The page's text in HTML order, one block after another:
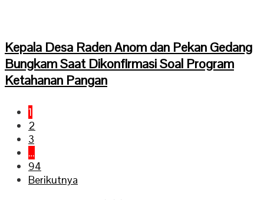
Kepala Desa Raden Anom dan Pekan Gedang
Bungkam Saat Dikonfirmasi Soal Program
Ketahanan Pangan
1
2
3
…
94
Berikutnya